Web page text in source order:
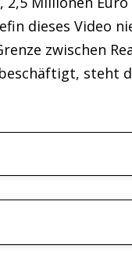
dieses Video
zwischen
steht